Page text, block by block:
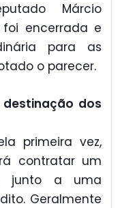
Márcio
foi encerrada e
para as
o parecer.
dos
primeira vez,
contratar um
junto a uma
Geralmente